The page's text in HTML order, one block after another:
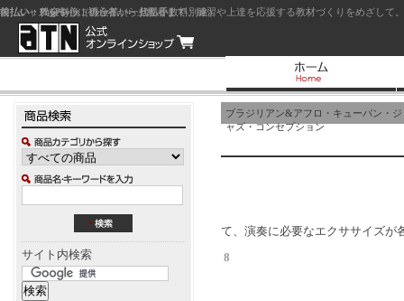
ジャズを中心に初心者から上級者まで、練習や上達を応援する教材づくりをめざし
サイト内検索
ブラジリアン&アフロ・キューバン・ジ
ャズ・コンセプション
て、演奏に必要なエクササイズが
8
前払い：クレジットカード（一括払い）
後払い：代金引換（現金払い・代引手数料別途）
前払い：PayPay